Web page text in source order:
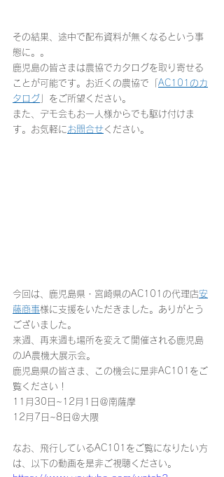
その結果、途中で配布資料が無くなるという事
態に。。
鹿児島の皆さまは農協でカタログを取り寄せる
ことが可能です。お近くの農協で「 AC101のカ
タログ 」をご所望ください。
また、デモ会もお一人様からでも駆け付けま
す。お気軽にお問合せください。
今回は、鹿児島県・宮崎県のAC101の代理店安
藤商事様に支援をいただきました。ありがとう
ございました。
来週、再来週も場所を変えて開催される鹿児島
のJA農機大展示会。
鹿児島県の皆さま、この機会に是非AC101をご
覧ください！
11月30日~12月1日＠南薩摩
12月7日~8日＠大隈
なお、飛行しているAC101をご覧になりたい方
は、以下の動画を是非ご視聴ください。